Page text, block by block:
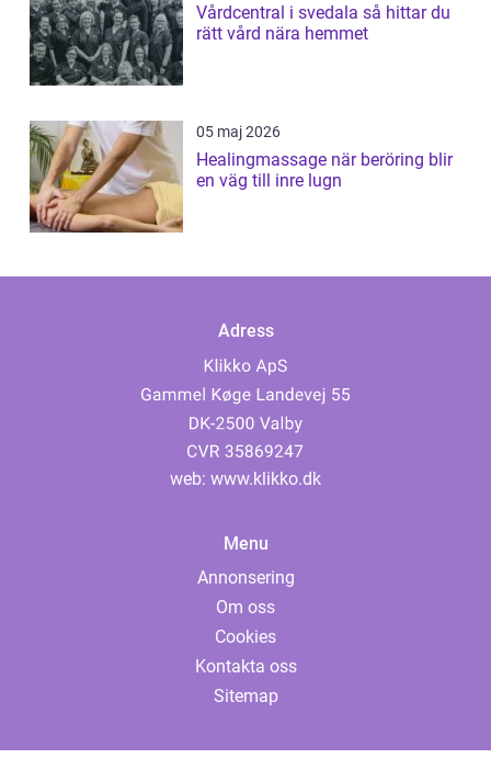
Vårdcentral i svedala så hittar du
rätt vård nära hemmet
05 maj 2026
Healingmassage när beröring blir
en väg till inre lugn
Adress
web: www.klikko.dk
Menu
Annonsering
Om oss
Cookies
Kontakta oss
Sitemap